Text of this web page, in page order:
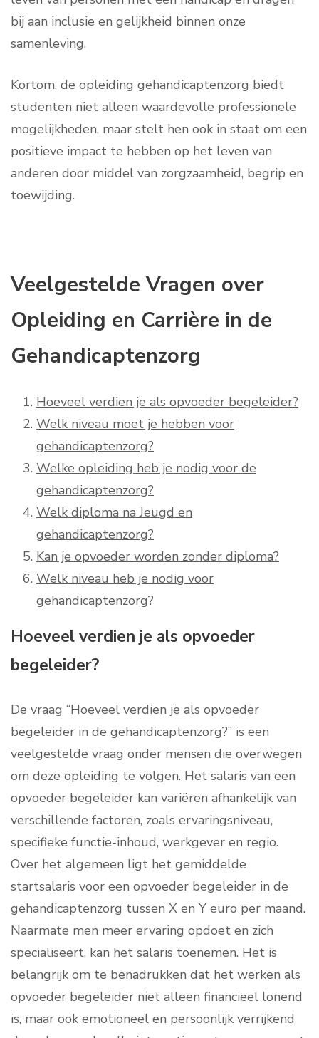
bij aan inclusie en gelijkheid binnen onze
samenleving.
Kortom, de opleiding gehandicaptenzorg biedt
studenten niet alleen waardevolle professionele
mogelijkheden, maar stelt hen ook in staat om een
positieve impact te hebben op het leven van
anderen door middel van zorgzaamheid, begrip en
toewijding.
Veelgestelde Vragen over
Opleiding en Carrière in de
Gehandicaptenzorg
Hoeveel verdien je als opvoeder begeleider?
Welk niveau moet je hebben voor
gehandicaptenzorg?
Welke opleiding heb je nodig voor de
gehandicaptenzorg?
Welk diploma na Jeugd en
gehandicaptenzorg?
Kan je opvoeder worden zonder diploma?
Welk niveau heb je nodig voor
gehandicaptenzorg?
Hoeveel verdien je als opvoeder
begeleider?
De vraag “Hoeveel verdien je als opvoeder
begeleider in de gehandicaptenzorg?” is een
veelgestelde vraag onder mensen die overwegen
om deze opleiding te volgen. Het salaris van een
opvoeder begeleider kan variëren afhankelijk van
verschillende factoren, zoals ervaringsniveau,
specifieke functie-inhoud, werkgever en regio.
Over het algemeen ligt het gemiddelde
startsalaris voor een opvoeder begeleider in de
gehandicaptenzorg tussen X en Y euro per maand.
Naarmate men meer ervaring opdoet en zich
specialiseert, kan het salaris toenemen. Het is
belangrijk om te benadrukken dat het werken als
opvoeder begeleider niet alleen financieel lonend
is, maar ook emotioneel en persoonlijk verrijkend